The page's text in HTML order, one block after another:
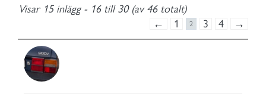
Visar 15 inlägg - 16 till 30 (av 46 totalt)
←
1 2 3 4 →